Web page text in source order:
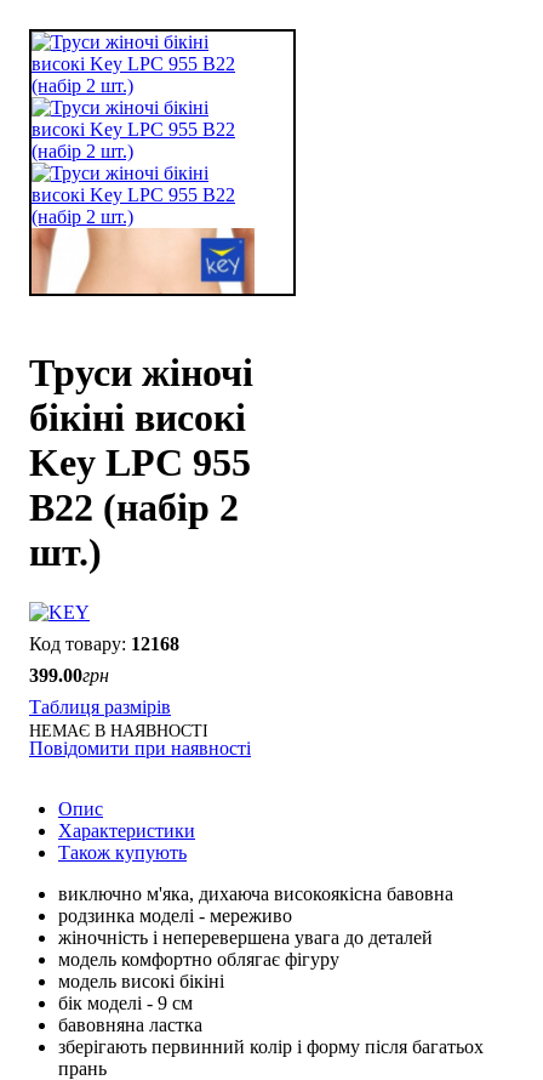
Труси жіночі
бікіні високі
Key LPC 955
B22 (набір 2
шт.)
12168
399.00грн
Таблиця размірів
НЕМАЄ В НАЯВНОСТІ
Повідомити при наявності
Опис
Характеристики
Також купують
виключно м'яка, дихаюча високоякісна бавовна
родзинка моделі - мереживо
жіночність і неперевершена увага до деталей
модель комфортно облягає фігуру
модель високі бікіні
бік моделі - 9 см
бавовняна ластка
зберігають первинний колір і форму після багатьох
прань